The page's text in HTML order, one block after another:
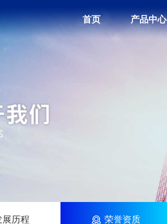
首页 产品中心
展历程 荣誉资质